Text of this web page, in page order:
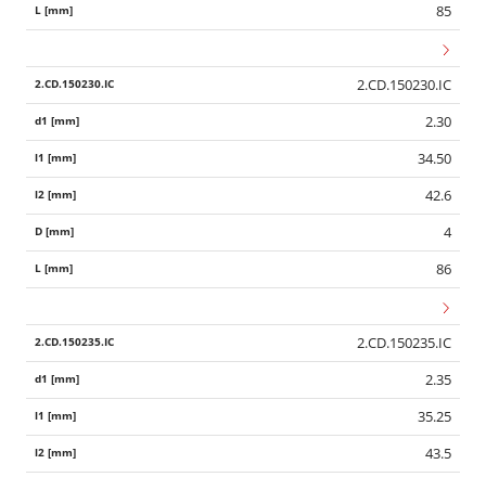
85
2.CD.150230.IC
2.30
34.50
42.6
4
86
2.CD.150235.IC
2.35
35.25
43.5